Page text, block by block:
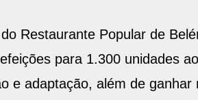
Restaurante Popular de
para 1.300 unidades
e adaptação, além de